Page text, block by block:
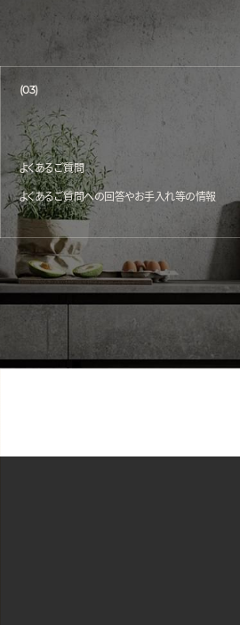
(03)
よくあるご質問
よくあるご質問への回答やお手入れ等の情報